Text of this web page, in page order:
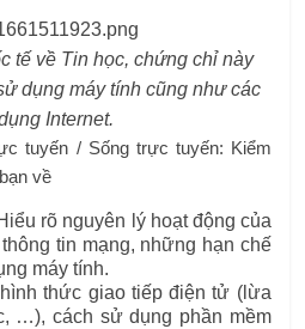
tế về Tin học, chứng chỉ này
dụng máy tính cũng như các
Internet.
tuyến / Sống trực tuyến: Kiểm
về
rõ nguyên lý hoạt động của
tin mạng, những hạn chế
máy tính.
thức giao tiếp điện tử (lừa
…), cách sử dụng phần mềm